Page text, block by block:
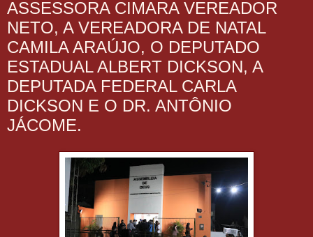
ASSESSORA CIMARA VEREADOR
NETO, A VEREADORA DE NATAL
CAMILA ARAÚJO, O DEPUTADO
ESTADUAL ALBERT DICKSON, A
DEPUTADA FEDERAL CARLA
DICKSON E O DR. ANTÔNIO
JÁCOME.